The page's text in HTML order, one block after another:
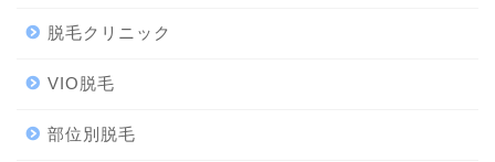
脱毛クリニック
VIO脱毛
部位別脱毛